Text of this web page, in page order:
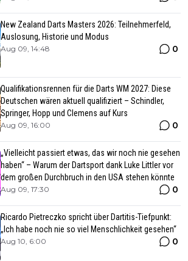
New Zealand Darts Masters 2026: Teilnehmerfeld,
Auslosung, Historie und Modus
Aug 09, 14:48 0
Qualifikationsrennen für die Darts WM 2027: Diese
Deutschen wären aktuell qualifiziert – Schindler,
Springer, Hopp und Clemens auf Kurs
Aug 09, 16:00 0
„Vielleicht passiert etwas, das wir noch nie gesehen
haben“ – Warum der Dartsport dank Luke Littler vor
dem großen Durchbruch in den USA stehen könnte
Aug 09, 17:30 0
Ricardo Pietreczko spricht über Dartitis-Tiefpunkt:
„Ich habe noch nie so viel Menschlichkeit gesehen“
Aug 10, 6:00 0